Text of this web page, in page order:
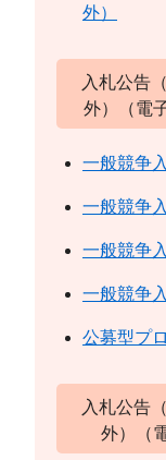
外）
入札公告
外）（電
一般競争
一般競争
一般競争
一般競争
公募型プ
入札公告
外）（